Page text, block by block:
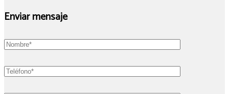
Enviar mensaje